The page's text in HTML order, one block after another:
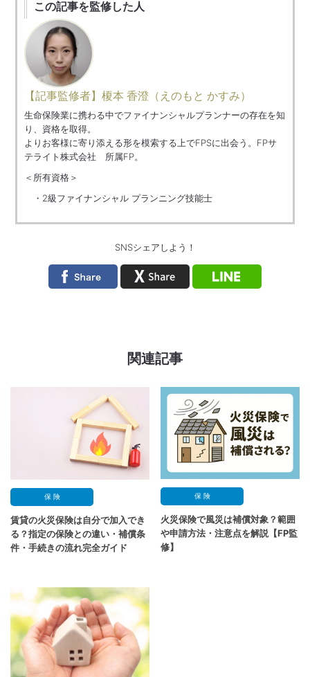
この記事を監修した人
【記事監修者】榎本 香澄（えのもと かすみ）
生命保険業に携わる中でファイナンシャルプランナーの存在を知
り、資格を取得。
よりお客様に寄り添える形を模索する上でFPSに出会う。FPサ
テライト株式会社 所属FP。
＜所有資格＞
2級ファイナンシャル プランニング技能士
SNSシェアしよう！
関連記事
保 険
賃貸の火災保険は自分で加入でき
る？指定の保険との違い・補償条
件・手続きの流れ完全ガイド
保 険
火災保険で風災は補償対象？範囲
や申請方法・注意点を解説【FP監
修】